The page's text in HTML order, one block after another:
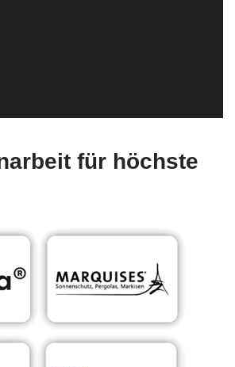
für höchste